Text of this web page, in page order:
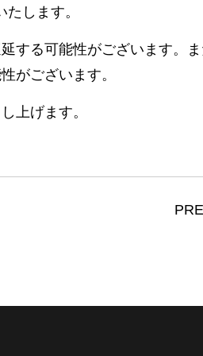
します。
する可能性がございます。ま
がございます。
上げます。